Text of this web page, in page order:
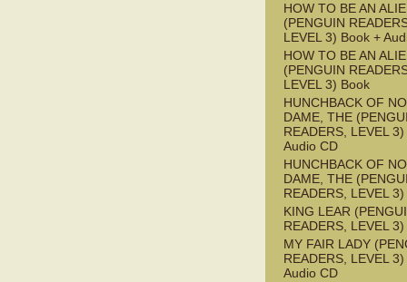
HOW TO BE AN
(PENGUIN
LEVEL 3) Book +
HOW TO BE AN
(PENGUIN
LEVEL 3) Book
HUNCHBACK OF
DAME, THE
READERS, LEVEL
Audio CD
HUNCHBACK OF
DAME, THE
READERS, LEVEL
KING LEAR
READERS, LEVEL
MY FAIR LADY
READERS, LEVEL
Audio CD